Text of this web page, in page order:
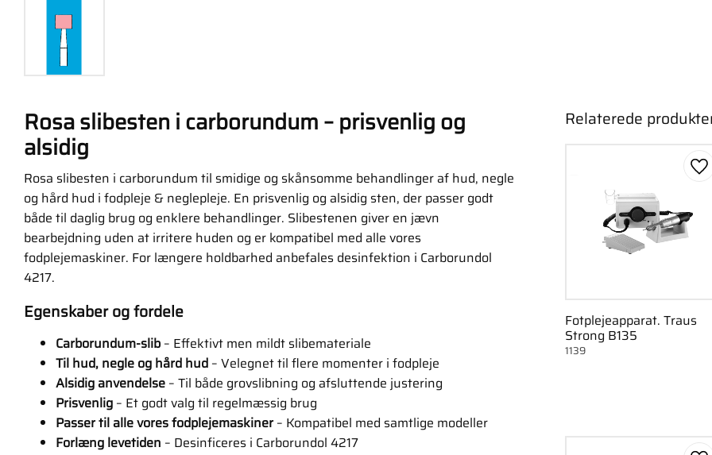
Rosa slibesten i carborundum – prisvenlig og
alsidig
Rosa slibesten i carborundum til smidige og skånsomme behandlinger af hud, negle
og hård hud i fodpleje & neglepleje. En prisvenlig og alsidig sten, der passer godt
både til daglig brug og enklere behandlinger. Slibestenen giver en jævn
bearbejdning uden at irritere huden og er kompatibel med alle vores
fodplejemaskiner. For længere holdbarhed anbefales desinfektion i Carborundol
4217.
Egenskaber og fordele
Carborundum-slib – Effektivt men mildt slibemateriale
Til hud, negle og hård hud – Velegnet til flere momenter i fodpleje
Alsidig anvendelse – Til både grovslibning og afsluttende justering
Prisvenlig – Et godt valg til regelmæssig brug
Passer til alle vores fodplejemaskiner – Kompatibel med samtlige modeller
Forlæng levetiden – Desinficeres i Carborundol 4217
Relaterede
Fotplejeapparat. Traus
Strong B135
1139